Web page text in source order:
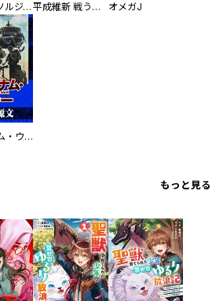
サムライソルジャー SAMURAI SOLDIER 平成維新 戦う自衛隊 オメガJ
ヴェトナム・ウォー VIETNAM WAR
もっと見る